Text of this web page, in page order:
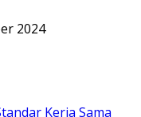
2024